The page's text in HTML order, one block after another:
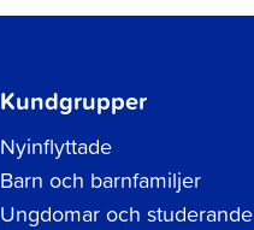
Kundgrupper
Nyinflyttade
Barn och barnfamiljer
Ungdomar och studerande